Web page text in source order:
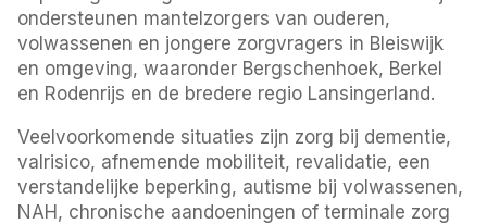
ondersteunen mantelzorgers van ouderen,
volwassenen en jongere zorgvragers in Bleiswijk
en omgeving, waaronder Bergschenhoek, Berkel
en Rodenrijs en de bredere regio Lansingerland.
Veelvoorkomende situaties zijn zorg bij dementie,
valrisico, afnemende mobiliteit, revalidatie, een
verstandelijke beperking, autisme bij volwassenen,
NAH, chronische aandoeningen of terminale zorg